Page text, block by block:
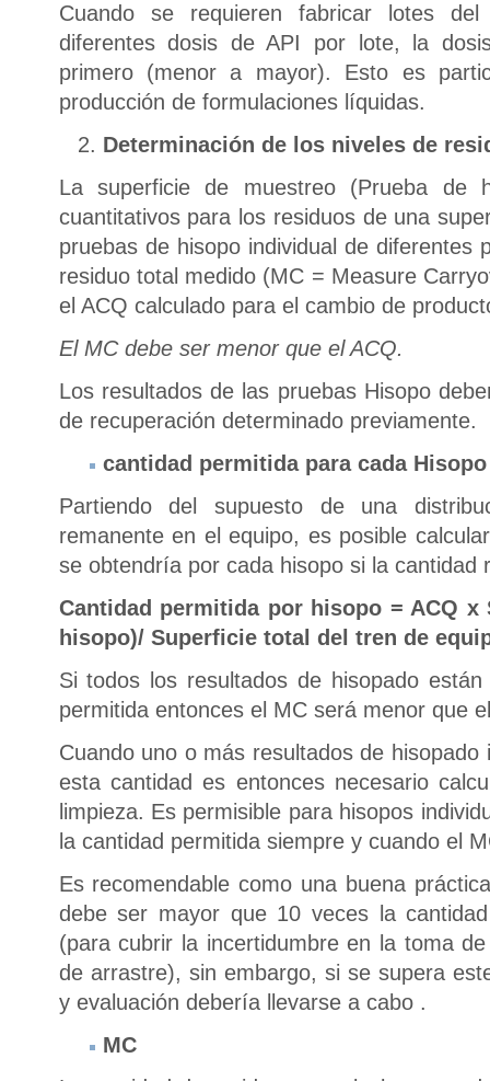
Cuando se requieren fabricar lotes
diferentes dosis de API por lote, la
primero (menor a mayor). Esto es
producción de formulaciones líquidas.
Determinación de los niveles de
La superficie de muestreo (Prueba de
cuantitativos para los residuos de una
pruebas de hisopo individual de diferentes
residuo total medido (MC = Measure
el ACQ calculado para el cambio de
El MC debe ser menor que el ACQ.
Los resultados de las pruebas Hisopo
de recuperación determinado previamente.
cantidad permitida para cada Hisopo
Partiendo del supuesto de una
remanente en el equipo, es posible
se obtendría por cada hisopo si la cantidad
Cantidad permitida por hisopo = ACQ x
hisopo)/ Superficie total del tren de
Si todos los resultados de hisopado
permitida entonces el MC será menor que
Cuando uno o más resultados de
esta cantidad es entonces necesario
limpieza. Es permisible para hisopos
la cantidad permitida siempre y cuando el
Es recomendable como una buena
debe ser mayor que 10 veces la
(para cubrir la incertidumbre en la toma
de arrastre), sin embargo, si se supera
y evaluación debería llevarse a cabo .
MC